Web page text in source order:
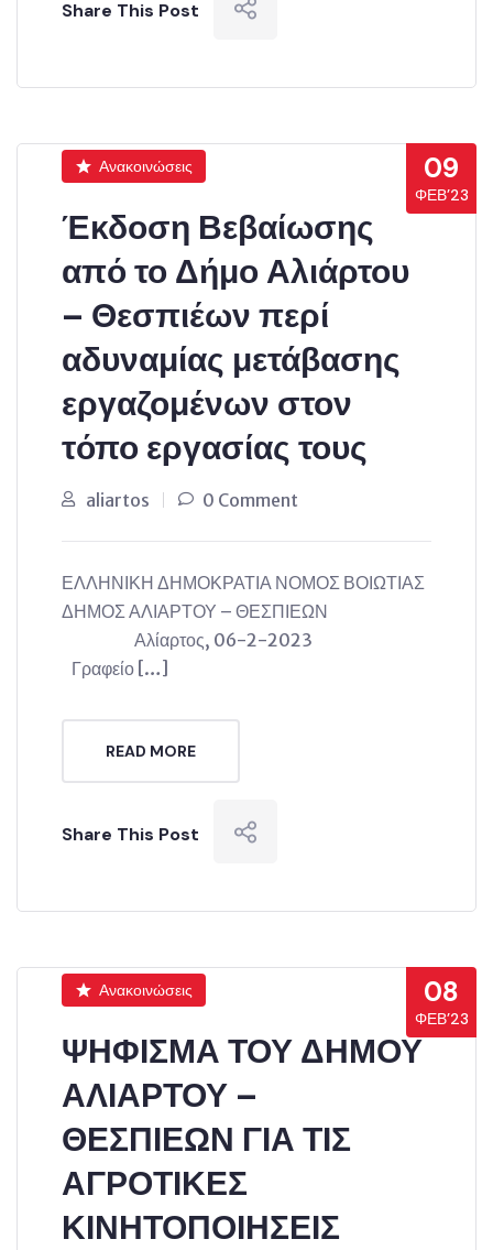
Share This Post
09
ΦΕΒ’23
Ανακοινώσεις
Έκδοση Βεβαίωσης
από το Δήμο Αλιάρτου
– Θεσπιέων περί
αδυναμίας μετάβασης
εργαζομένων στον
τόπο εργασίας τους
aliartos 0 Comment
ΕΛΛΗΝΙΚΗ ΔΗΜΟΚΡΑΤΙΑ ΝΟΜΟΣ ΒΟΙΩΤΙΑΣ
ΔΗΜΟΣ ΑΛΙΑΡΤΟΥ – ΘΕΣΠΙΕΩΝ
Αλίαρτος, 06-2-2023
Γραφείο […]
READ MORE
Share This Post
08
ΦΕΒ’23
Ανακοινώσεις
ΨΗΦΙΣΜΑ ΤΟΥ ΔΗΜΟΥ
ΑΛΙΑΡΤΟΥ –
ΘΕΣΠΙΕΩΝ ΓΙΑ ΤΙΣ
ΑΓΡΟΤΙΚΕΣ
ΚΙΝΗΤΟΠΟΙΗΣΕΙΣ